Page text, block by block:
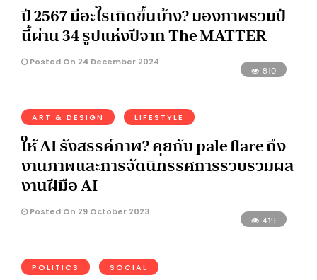
ปี 2567 มีอะไรเกิดขึ้นบ้าง? มองภาพรวมปี
นี้ผ่าน 34 รูปแห่งปีจาก The MATTER
Posted On 24 December 2024
810
ART & DESIGN LIFESTYLE
ให้ AI รังสรรค์ภาพ? คุยกับ pale flare ถึง
งานภาพและการจัดนิทรรศการรวบรวมผล
งานฝีมือ AI
Posted On 29 October 2023
419
POLITICS SOCIAL